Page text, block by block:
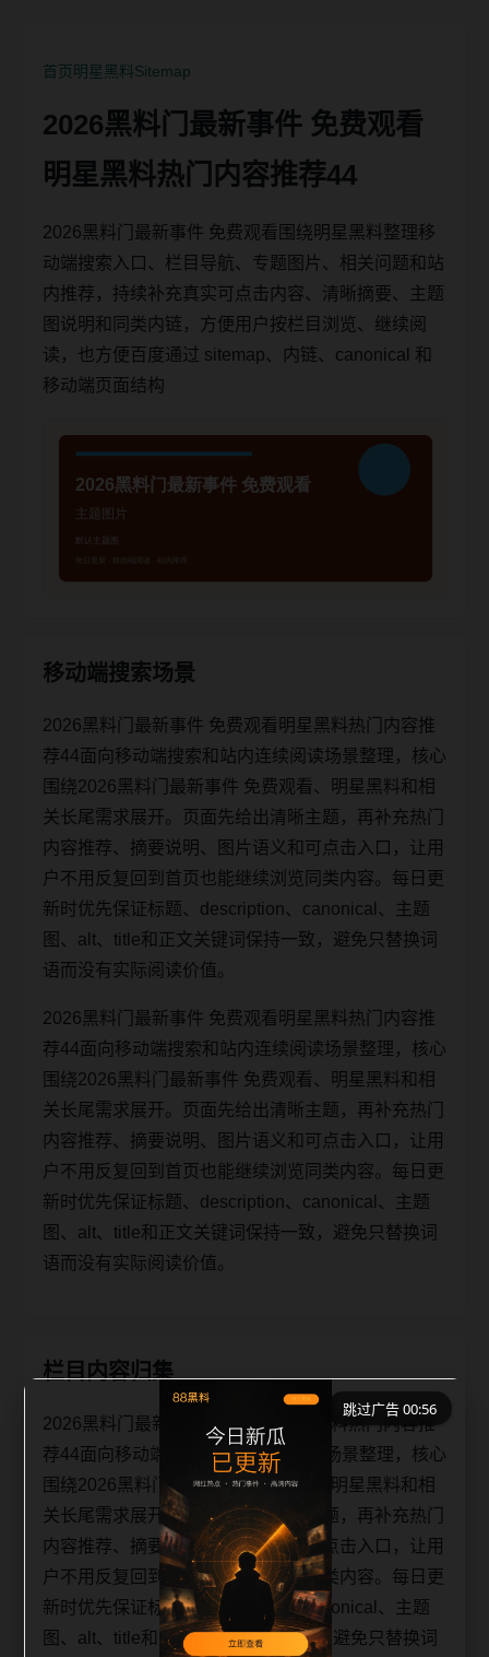
首页明星黑料Sitemap
2026黑料门最新事件 免费观看
明星黑料热门内容推荐44
2026黑料门最新事件 免费观看围绕明星黑料整理移
动端搜索入口、栏目导航、专题图片、相关问题和站
内推荐，持续补充真实可点击内容、清晰摘要、主题
图说明和同类内链，方便用户按栏目浏览、继续阅
读，也方便百度通过 sitemap、内链、canonical 和
移动端页面结构
移动端搜索场景
2026黑料门最新事件 免费观看明星黑料热门内容推
荐44面向移动端搜索和站内连续阅读场景整理，核心
围绕2026黑料门最新事件 免费观看、明星黑料和相
关长尾需求展开。页面先给出清晰主题，再补充热门
内容推荐、摘要说明、图片语义和可点击入口，让用
户不用反复回到首页也能继续浏览同类内容。每日更
新时优先保证标题、description、canonical、主题
图、alt、title和正文关键词保持一致，避免只替换词
语而没有实际阅读价值。
2026黑料门最新事件 免费观看明星黑料热门内容推
荐44面向移动端搜索和站内连续阅读场景整理，核心
围绕2026黑料门最新事件 免费观看、明星黑料和相
关长尾需求展开。页面先给出清晰主题，再补充热门
内容推荐、摘要说明、图片语义和可点击入口，让用
户不用反复回到首页也能继续浏览同类内容。每日更
新时优先保证标题、description、canonical、主题
图、alt、title和正文关键词保持一致，避免只替换词
语而没有实际阅读价值。
栏目内容归集
2026黑料门最新事件 免费观看明星黑料热门内容推
荐44面向移动端搜索和站内连续阅读场景整理，核心
围绕2026黑料门最新事件 免费观看、明星黑料和相
关长尾需求展开。页面先给出清晰主题，再补充热门
内容推荐、摘要说明、图片语义和可点击入口，让用
户不用反复回到首页也能继续浏览同类内容。每日更
新时优先保证标题、description、canonical、主题
图、alt、title和正文关键词保持一致，避免只替换词
跳过广告 00:56